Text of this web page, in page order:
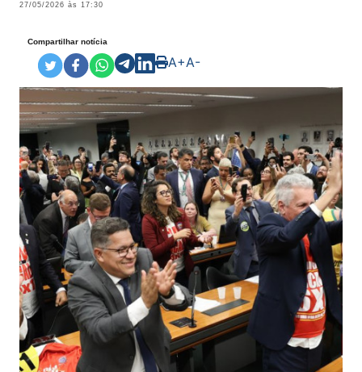
27/05/2026 às 17:30
Compartilhar notícia
A+A-